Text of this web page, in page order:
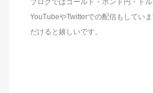
ブログではゴールド・ポンド円・ド
YouTubeやTwitterでの配信もしてい
だけると嬉しいです。